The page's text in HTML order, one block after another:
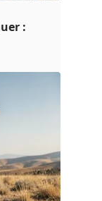
: